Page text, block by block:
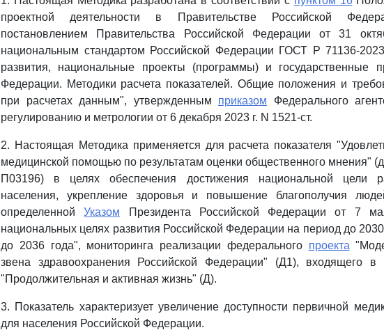
проектной деятельности в Правительстве Российской
постановлением Правительства Российской Федерации от 31
национальным стандартом Российской Федерации ГОСТ Р 71136-
развития, национальные проекты (программы) и государственные
Федерации. Методики расчета показателей. Общие положения и
при расчетах данным", утвержденным приказом Федерального
регулированию и метрологии от 6 декабря 2023 г. N 1521-ст.
2. Настоящая Методика применяется для расчета показателя
медицинской помощью по результатам оценки общественного мнения"
П03196) в целях обеспечения достижения национальной цели
населения, укрепление здоровья и повышение благополучия
определеннойУказом Президента Российской Федерации от 7
национальных целях развития Российской Федерации на период до
до 2036 года", мониторинга реализации федерального проекта
звена здравоохранения Российской Федерации" (Д1), входящего в
"Продолжительная и активная жизнь" (Д).
3. Показатель характеризует увеличение доступности первичной
для населения Российской Федерации.